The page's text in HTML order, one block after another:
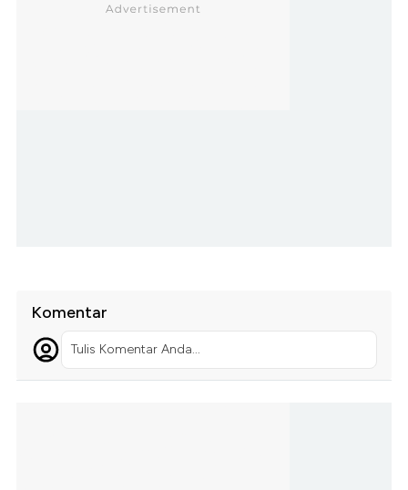
Komentar
Tulis Komentar Anda...